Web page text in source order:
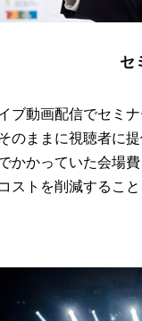
セ
ブ動画配信でセミ
のままに視聴者に
かかっていた会場
ストを削減すること